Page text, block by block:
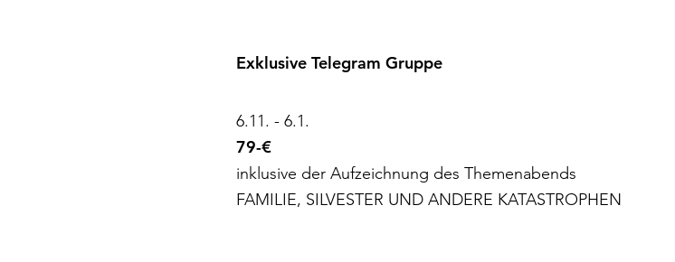
Exklusive Telegram Gruppe
6.11. - 6.1.
79-€
inklusive der Aufzeichnung des Themenabends
FAMILIE, SILVESTER UND ANDERE KATASTROPHEN